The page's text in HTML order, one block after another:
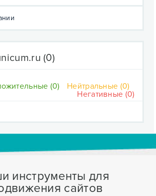
(0)
(0)
Нейтральные (0)
Негативные (0)
инструменты для
сайтов